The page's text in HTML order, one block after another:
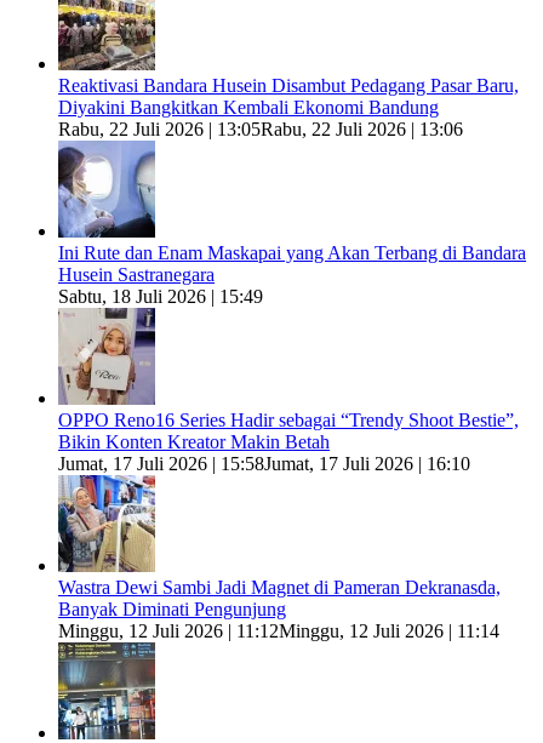
Reaktivasi Bandara Husein Disambut Pedagang Pasar Baru,
Diyakini Bangkitkan Kembali Ekonomi Bandung
Rabu, 22 Juli 2026 | 13:05Rabu, 22 Juli 2026 | 13:06
Ini Rute dan Enam Maskapai yang Akan Terbang di Bandara
Husein Sastranegara
Sabtu, 18 Juli 2026 | 15:49
OPPO Reno16 Series Hadir sebagai “Trendy Shoot Bestie”,
Bikin Konten Kreator Makin Betah
Jumat, 17 Juli 2026 | 15:58Jumat, 17 Juli 2026 | 16:10
Wastra Dewi Sambi Jadi Magnet di Pameran Dekranasda,
Banyak Diminati Pengunjung
Minggu, 12 Juli 2026 | 11:12Minggu, 12 Juli 2026 | 11:14